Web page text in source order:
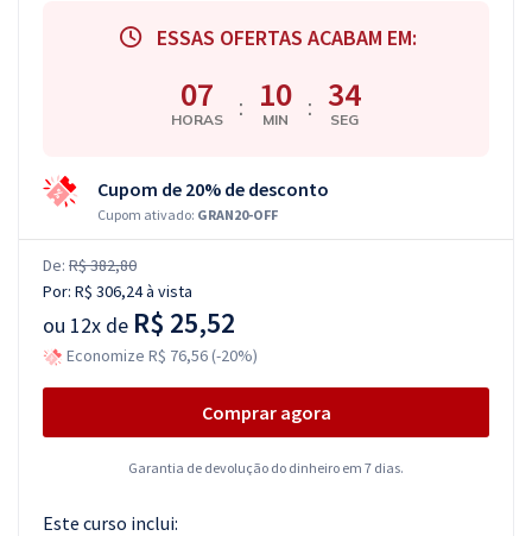
ESSAS OFERTAS ACABAM EM:
07
HORAS : 10
MIN : 34
SEG
Cupom de 20% de desconto
Cupom ativado: GRAN20-OFF
De: R$ 382,80
Por: R$ 306,24à vista
ou 12x de R$ 25,52
Economize R$ 76,56 (-20%)
Comprar agora
Garantia de devolução do dinheiro em 7 dias.
Este curso inclui: